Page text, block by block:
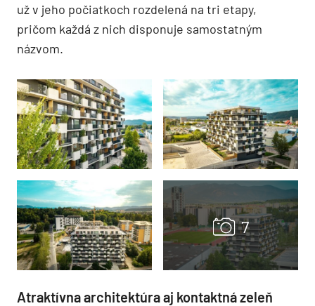
už v jeho počiatkoch rozdelená na tri etapy,
pričom každá z nich disponuje samostatným
názvom.
Atraktívna architektúra aj kontaktná zeleň